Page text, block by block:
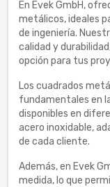
En Evek GmbH,
metálicos, ideales
de ingeniería.
calidad y
opción para tus
Los cuadrados
fundamentales en
disponibles en
acero inoxidable,
de cada cliente.
Además, en Evek
medida, lo que